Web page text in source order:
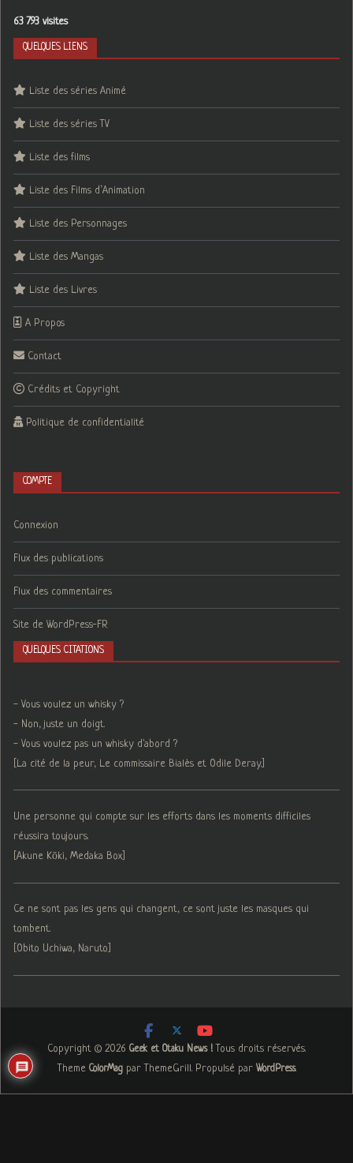
63 793 visites
QUELQUES LIENS
Liste des séries Animé
Liste des séries TV
Liste des films
Liste des Films d’Animation
Liste des Personnages
Liste des Mangas
Liste des Livres
A Propos
Contact
Crédits et Copyright
Politique de confidentialité
COMPTE
Connexion
Flux des publications
Flux des commentaires
Site de WordPress-FR
QUELQUES CITATIONS
- Vous voulez un whisky ?
- Non, juste un doigt.
- Vous voulez pas un whisky d'abord ?
[La cité de la peur, Le commissaire Bialès et Odile Deray.]
Une personne qui compte sur les efforts dans les moments difficiles
réussira toujours.
[Akune Kōki, Medaka Box]
Ce ne sont pas les gens qui changent, ce sont juste les masques qui
tombent.
[Obito Uchiwa, Naruto]
Copyright © 2026 Geek et Otaku News !. Tous droits réservés.
Theme ColorMagpar ThemeGrill. Propulsé par WordPress.